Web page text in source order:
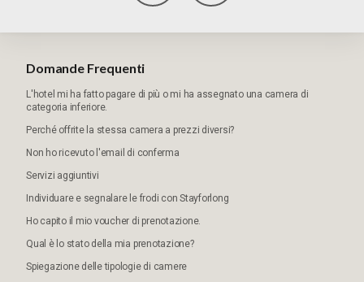
Domande Frequenti
L'hotel mi ha fatto pagare di più o mi ha assegnato una camera di
categoria inferiore.
Perché offrite la stessa camera a prezzi diversi?
Non ho ricevuto l'email di conferma
Servizi aggiuntivi
Individuare e segnalare le frodi con Stayforlong
Ho capito il mio voucher di prenotazione.
Qual è lo stato della mia prenotazione?
Spiegazione delle tipologie di camere